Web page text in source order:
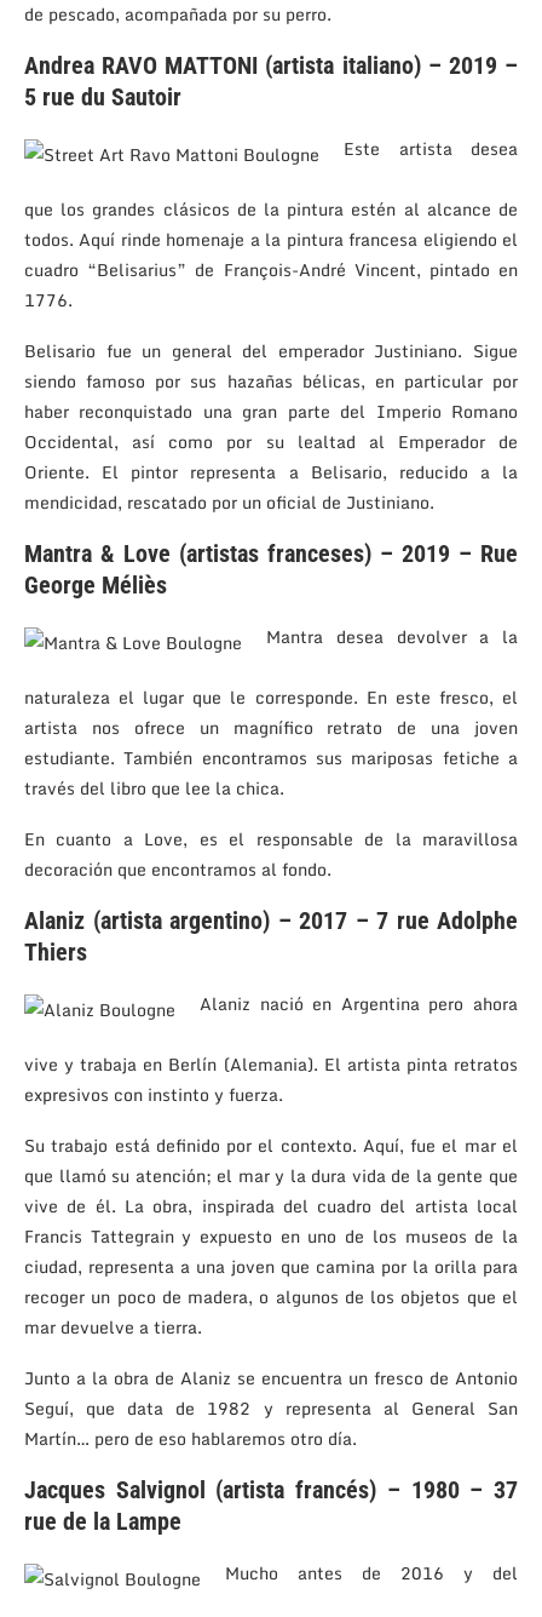
de pescado, acompañada por su perro.
Andrea RAVO MATTONI (artista italiano) – 2019 –
5 rue du Sautoir
Este artista desea
que los grandes clásicos de la pintura estén al alcance de
todos. Aquí rinde homenaje a la pintura francesa eligiendo el
cuadro “Belisarius” de François-André Vincent, pintado en
1776.
Belisario fue un general del emperador Justiniano. Sigue
siendo famoso por sus hazañas bélicas, en particular por
haber reconquistado una gran parte del Imperio Romano
Occidental, así como por su lealtad al Emperador de
Oriente. El pintor representa a Belisario, reducido a la
mendicidad, rescatado por un oficial de Justiniano.
Mantra & Love (artistas franceses) – 2019 – Rue
George Méliès
Mantra desea devolver a la
naturaleza el lugar que le corresponde. En este fresco, el
artista nos ofrece un magnífico retrato de una joven
estudiante. También encontramos sus mariposas fetiche a
través del libro que lee la chica.
En cuanto a Love, es el responsable de la maravillosa
decoración que encontramos al fondo.
Alaniz (artista argentino) – 2017 – 7 rue Adolphe
Thiers
Alaniz nació en Argentina pero ahora
vive y trabaja en Berlín (Alemania). El artista pinta retratos
expresivos con instinto y fuerza.
Su trabajo está definido por el contexto. Aquí, fue el mar el
que llamó su atención; el mar y la dura vida de la gente que
vive de él. La obra, inspirada del cuadro del artista local
Francis Tattegrain y expuesto en uno de los museos de la
ciudad, representa a una joven que camina por la orilla para
recoger un poco de madera, o algunos de los objetos que el
mar devuelve a tierra.
Junto a la obra de Alaniz se encuentra un fresco de Antonio
Seguí, que data de 1982 y representa al General San
Martín… pero de eso hablaremos otro día.
Jacques Salvignol (artista francés) – 1980 – 37
rue de la Lampe
Mucho antes de 2016 y del